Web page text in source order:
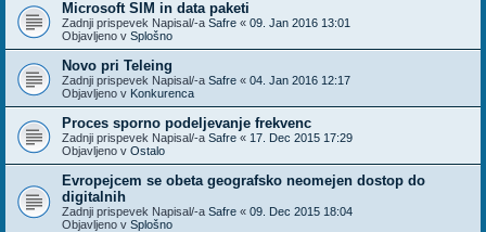
Microsoft SIM in data paketi
Zadnji prispevek Napisal/-a Safre « 09. Jan 2016 13:01
Objavljeno v Splošno
Novo pri Teleing
Zadnji prispevek Napisal/-a Safre « 04. Jan 2016 12:17
Objavljeno v Konkurenca
Proces sporno podeljevanje frekvenc
Zadnji prispevek Napisal/-a Safre « 17. Dec 2015 17:29
Objavljeno v Ostalo
Evropejcem se obeta geografsko neomejen dostop do
digitalnih
Zadnji prispevek Napisal/-a Safre « 09. Dec 2015 18:04
Objavljeno v Splošno